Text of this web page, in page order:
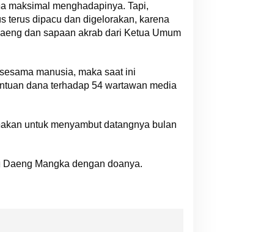
maksimal menghadapinya. Tapi,
terus dipacu dan digelorakan, karena
dan sapaan akrab dari Ketua Umum
manusia, maka saat ini
dana terhadap 54 wartawan media
untuk menyambut datangnya bulan
Mangka dengan doanya.